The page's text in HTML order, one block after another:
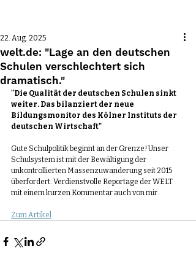
welt.de: "Lage an den deutschen
Schulen verschlechtert sich
dramatisch."
22. Aug. 2025
"Die Qualität der deutschen Schulen sinkt
weiter. Das bilanziert der neue
Bildungsmonitor des Kölner Instituts der
deutschen Wirtschaft"
Gute Schulpolitik beginnt an der Grenze! Unser
Schulsystem ist mit der Bewältigung der
unkontrollierten Massenzuwanderung seit 2015
überfordert. Verdienstvolle Reportage der WELT
mit einem kurzen Kommentar auch von mir.
Zum Artikel